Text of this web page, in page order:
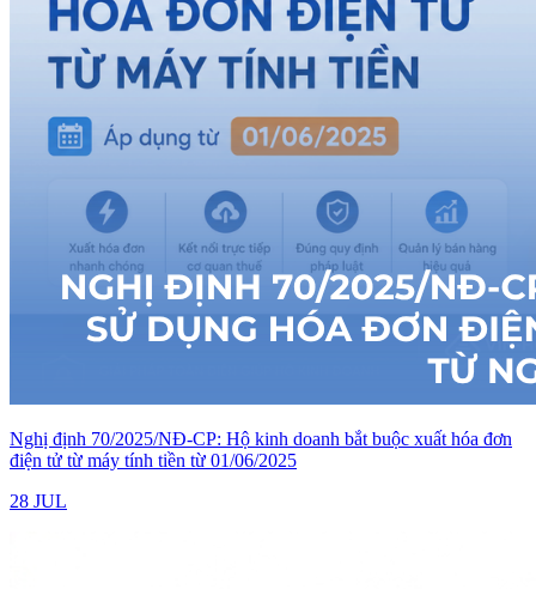
Nghị định 70/2025/NĐ-CP: Hộ kinh doanh bắt buộc xuất hóa đơn
điện tử từ máy tính tiền từ 01/06/2025
28 JUL